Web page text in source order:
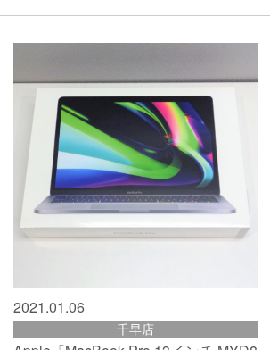
2021.01.06
千早店